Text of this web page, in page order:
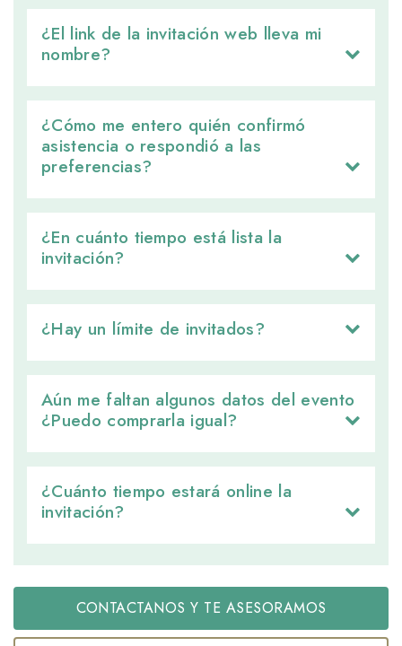
¿El link de la invitación web lleva mi
nombre?
¿Cómo me entero quién confirmó
asistencia o respondió a las
preferencias?
¿En cuánto tiempo está lista la
invitación?
¿Hay un límite de invitados?
Aún me faltan algunos datos del evento
¿Puedo comprarla igual?
¿Cuánto tiempo estará online la
invitación?
CONTACTANOS Y TE ASESORAMOS